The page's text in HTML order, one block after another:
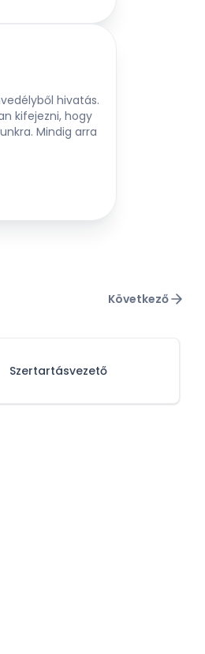
hivatás.
kifejezni, hogy
Mindig arra
Következő
Szertartásvezető